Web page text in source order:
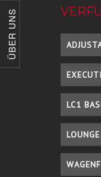
ÜBER UNS
LC1